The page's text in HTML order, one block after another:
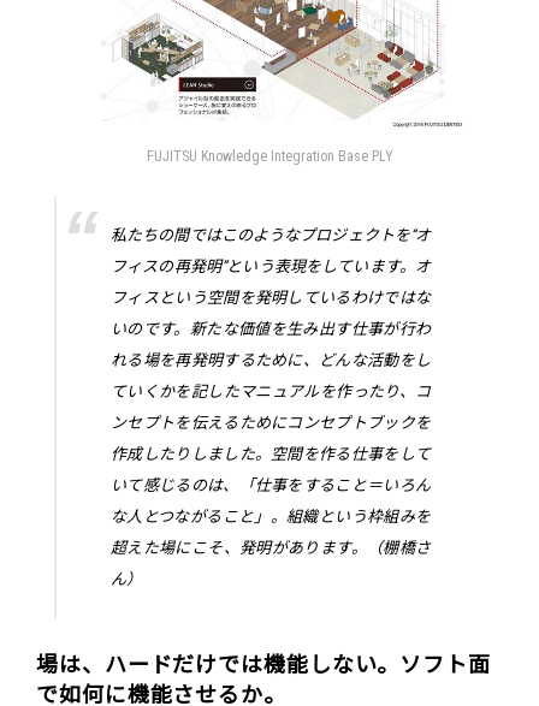
FUJITSU Knowledge Integration Base PLY
私たちの間ではこのようなプロジェクトを“オ
フィスの再発明”という表現をしています。オ
フィスという空間を発明しているわけではな
いのです。新たな価値を生み出す仕事が行わ
れる場を再発明するために、どんな活動をし
ていくかを記したマニュアルを作ったり、コ
ンセプトを伝えるためにコンセプトブックを
作成したりしました。空間を作る仕事をして
いて感じるのは、「仕事をすること＝いろん
な人とつながること」。組織という枠組みを
超えた場にこそ、発明があります。（棚橋さ
ん）
場は、ハードだけでは機能しない。ソフト面
で如何に機能させるか。